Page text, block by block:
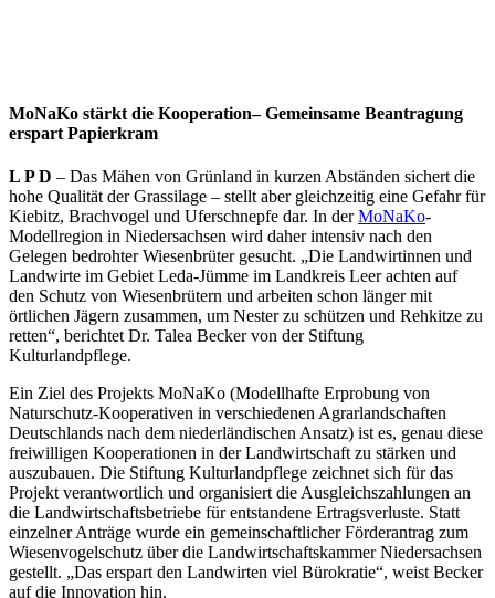
MoNaKo stärkt die Kooperation– Gemeinsame Beantragung
erspart Papierkram
L P D – Das Mähen von Grünland in kurzen Abständen sichert die
hohe Qualität der Grassilage – stellt aber gleichzeitig eine Gefahr für
Kiebitz, Brachvogel und Uferschnepfe dar. In derMoNaKo-
Modellregion in Niedersachsen wird daher intensiv nach den
Gelegen bedrohter Wiesenbrüter gesucht. „Die Landwirtinnen und
Landwirte im Gebiet Leda-Jümme im Landkreis Leer achten auf
den Schutz von Wiesenbrütern und arbeiten schon länger mit
örtlichen Jägern zusammen, um Nester zu schützen und Rehkitze zu
retten“, berichtet Dr. Talea Becker von der Stiftung
Kulturlandpflege.
Ein Ziel des Projekts MoNaKo (Modellhafte Erprobung von
Naturschutz-Kooperativen in verschiedenen Agrarlandschaften
Deutschlands nach dem niederländischen Ansatz) ist es, genau diese
freiwilligen Kooperationen in der Landwirtschaft zu stärken und
auszubauen. Die Stiftung Kulturlandpflege zeichnet sich für das
Projekt verantwortlich und organisiert die Ausgleichszahlungen an
die Landwirtschaftsbetriebe für entstandene Ertragsverluste. Statt
einzelner Anträge wurde ein gemeinschaftlicher Förderantrag zum
Wiesenvogelschutz über die Landwirtschaftskammer Niedersachsen
gestellt. „Das erspart den Landwirten viel Bürokratie“, weist Becker
auf die Innovation hin.